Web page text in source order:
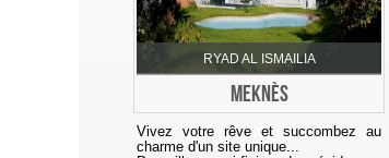
RYAD AL ISMAILIA
MEKNÈS
Vivez votre rêve et succombez au
charme d'un site unique...